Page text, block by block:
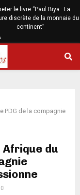
le livre “Paul Biya : La
discrète de la monnaie du
continent”
PDG de la compagnie
Afrique du
0